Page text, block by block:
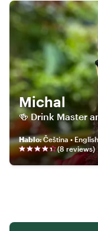
Michal
🍻 Drink Master
Hablo:Čeština •
(8reviews)